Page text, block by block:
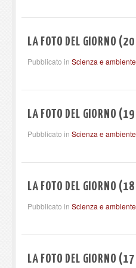
LA FOTO DEL GIORNO
Pubblicato in Scienza e ambiente
LA FOTO DEL GIORNO
Pubblicato in Scienza e ambiente
LA FOTO DEL GIORNO
Pubblicato in Scienza e ambiente
LA FOTO DEL GIORNO